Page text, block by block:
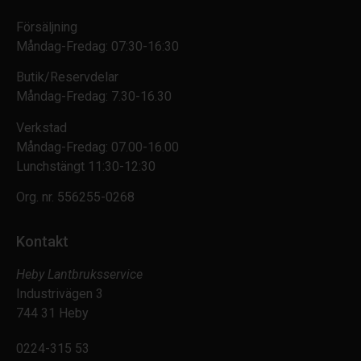
Försäljning
Måndag-Fredag: 07:30-16:30
Butik/Reservdelar
Måndag-Fredag: 7.30-16.30
Verkstad
Måndag-Fredag: 07.00-16.00
Lunchstängt 11:30-12:30
Org. nr. 556255-0268
Kontakt
Heby Lantbruksservice
Industrivägen 3
744 31 Heby
0224-315 53